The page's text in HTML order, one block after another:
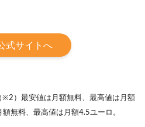
式サイトへ
※2）最安値は月額無料、最高値は月額
無料、最高値は月額4.5ユーロ。